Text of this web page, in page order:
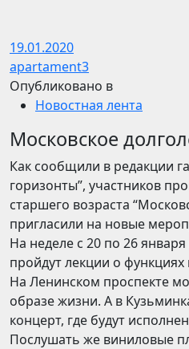
19.01.2020
apartament3
Опубликовано в
Новостная лента
Московcкое
Как сообщили в редакции
горизонты”, участников
старшего возраста
пригласили на новые
На неделе с 20 по 26
пройдут лекции о функциях
На Ленинском проспекте
образе жизни. А в
концерт, где будут
Послушать же виниловые